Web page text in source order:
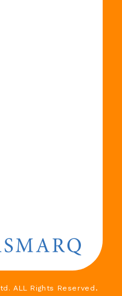
ALL Rights Reserved．